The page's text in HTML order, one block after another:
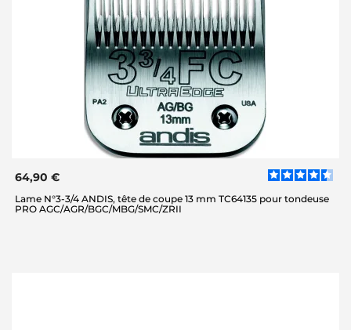
64,90 €
Lame N°3-3/4 ANDIS, tête de coupe 13 mm TC64135 pour tondeuse
PRO AGC/AGR/BGC/MBG/SMC/ZRII